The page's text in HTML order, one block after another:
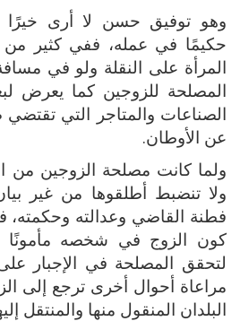
وهو توفيق حسن لا أرى خيرًا
حكيمًا في عمله، ففي كثير من
المرأة على النقلة ولو في
المصلحة للزوجين كما يعرض
الصناعات والمتاجر التي تقتضي
عن الأوطان.
ولما كانت مصلحة الزوجين من
ولا تنضبط أطلقوها من غير
فطنة القاضي وعدالته وحكمته،
كون الزوج في شخصه مأمونًا
لتحقق المصلحة في الإجبار
مراعاة أحوال أخرى ترجع إلى
البلدان المنقول منها والمنتقل